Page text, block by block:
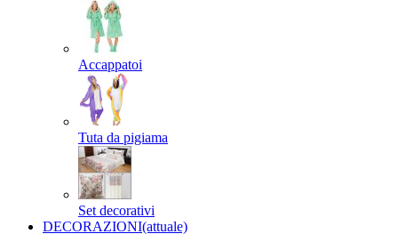
Accappatoi
Tuta da pigiama
Set decorativi
DECORAZIONI(attuale)